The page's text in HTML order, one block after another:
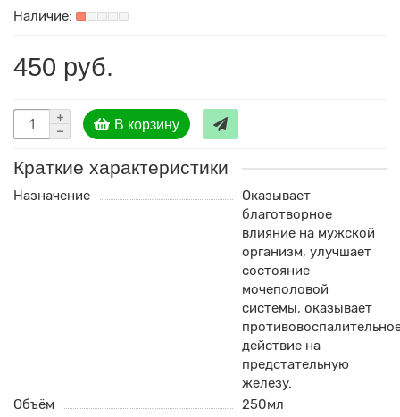
450 руб.
В корзину
Краткие характеристики
Назначение
Оказывает
благотворное
влияние на мужской
организм, улучшает
состояние
мочеполовой
системы, оказывает
действие на
предстательную
железу.
Объём
250мл